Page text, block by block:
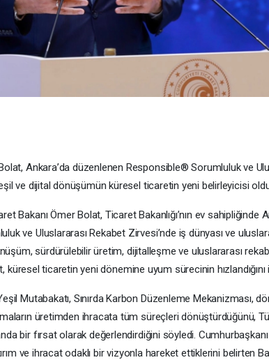
Ankara’da düzenlenen Responsible® Sorumluluk ve
ve dijital dönüşümün küresel ticaretin yeni belirleyicisi
Bakanı Ömer Bolat, Ticaret Bakanlığı’nın ev sahipliğinde
ve Uluslararası Rekabet Zirvesi’nde iş dünyası ve
sürdürülebilir üretim, dijitalleşme ve uluslararası
küresel ticaretin yeni dönemine uyum sürecinin
Mutabakatı, Sınırda Karbon Düzenleme Mekanizması,
üretimden ihracata tüm süreçleri dönüştürdüğünü,
bir fırsat olarak değerlendirdiğini söyledi. Cumhurbaşkanı
ve ihracat odaklı bir vizyonla hareket ettiklerini belirten